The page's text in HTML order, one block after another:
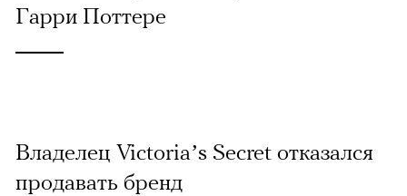
Гарри Поттере
Владелец Victoria’s Secret отказался
продавать бренд